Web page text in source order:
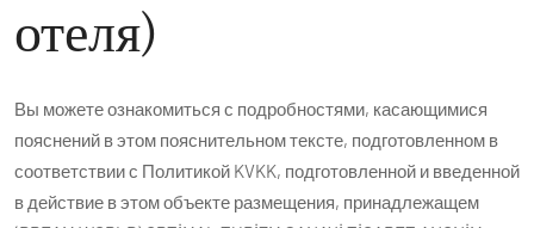
отеля)
Вы можете ознакомиться с подробностями, касающимися
пояснений в этом пояснительном тексте, подготовленном в
соответствии с Политикой KVKK, подготовленной и введенной
в действие в этом объекте размещения, принадлежащем